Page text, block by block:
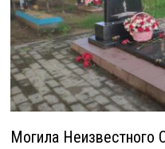
Могила Неизвестного